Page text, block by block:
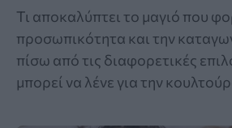
Τι αποκαλύπτει το μαγιό που
προσωπικότητα και την
πίσω από τις διαφορετικές
μπορεί να λένε για την